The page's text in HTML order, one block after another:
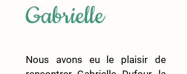
Gabrielle
Nous avons eu le plaisir de